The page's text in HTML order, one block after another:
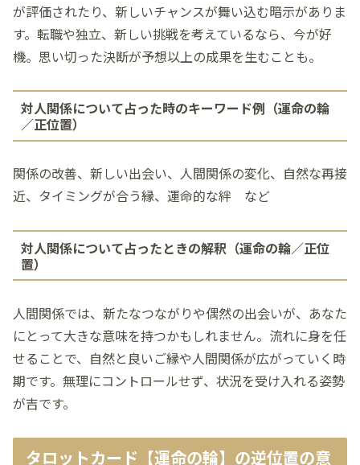
が評価されたり、新しいチャンスが舞い込む暗示がありま
す。転職や独立、新しい挑戦を考えているなら、今が好
機。思い切った決断が予想以上の成果を生むことも。
対人関係について占った時のキーワード例（運命の輪
／正位置）
関係の改善、新しい出会い、人間関係の変化、自然な再接
近、タイミングが合う縁、運命的な絆 など
対人関係について占ったときの解釈（運命の輪／正位
置）
人間関係では、新たなつながりや偶然の出会いが、あなた
にとって大きな意味を持つかもしれません。流れに身を任
せることで、自然と良いご縁や人間関係が広がっていく時
期です。無理にコントロールせず、状況を受け入れる姿勢
が吉です。
タロットカード【運命の輪】の逆位置の意